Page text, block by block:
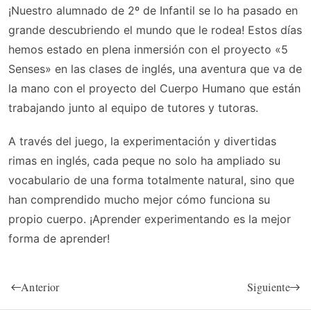
¡Nuestro alumnado de 2º de Infantil se lo ha pasado en
grande descubriendo el mundo que le rodea! Estos días
hemos estado en plena inmersión con el proyecto «5
Senses» en las clases de inglés, una aventura que va de
la mano con el proyecto del Cuerpo Humano que están
trabajando junto al equipo de tutores y tutoras.
A través del juego, la experimentación y divertidas
rimas en inglés, cada peque no solo ha ampliado su
vocabulario de una forma totalmente natural, sino que
han comprendido mucho mejor cómo funciona su
propio cuerpo. ¡Aprender experimentando es la mejor
forma de aprender!
Anterior Siguiente